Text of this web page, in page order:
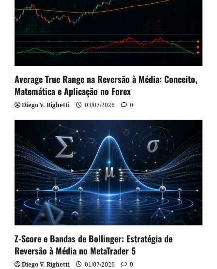
Average True Range na Reversão à Média: Conceito,
Matemática e Aplicação no Forex
Diego V. Righetti 03/07/2026 0
Z-Score e Bandas de Bollinger: Estratégia de
Reversão à Média no MetaTrader 5
Diego V. Righetti 01/07/2026 0